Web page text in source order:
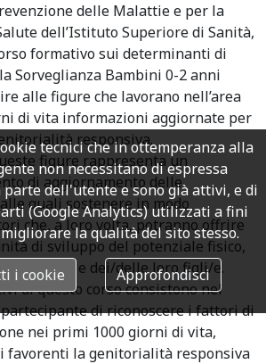
delle Malattie e per la
dell’Istituto Superiore di Sanità,
formativo sui determinanti di
Sorveglianza Bambini 0-2 anni
alle figure che lavorano nell’area
di vita informazioni aggiornate per
responsiva.
figure rappresenta un
di aggiornamento delle
quali sostenere in modo
che, a loro volta, potranno offrire
di sviluppo del potenziale fisico,
relazionale dei/delle loro figli/e.
di questo corso consistono nel
di riconoscere i fattori di
nei primi 1000 giorni di vita,
favorenti la genitorialità responsiva
tecnici che in ottemperanza alla
non necessitano di espressa
dell'utente e sono già attivi, e di
(Google Analytics) utilizzati a fini
la qualità del sito stesso.
i cookie Approfondisci